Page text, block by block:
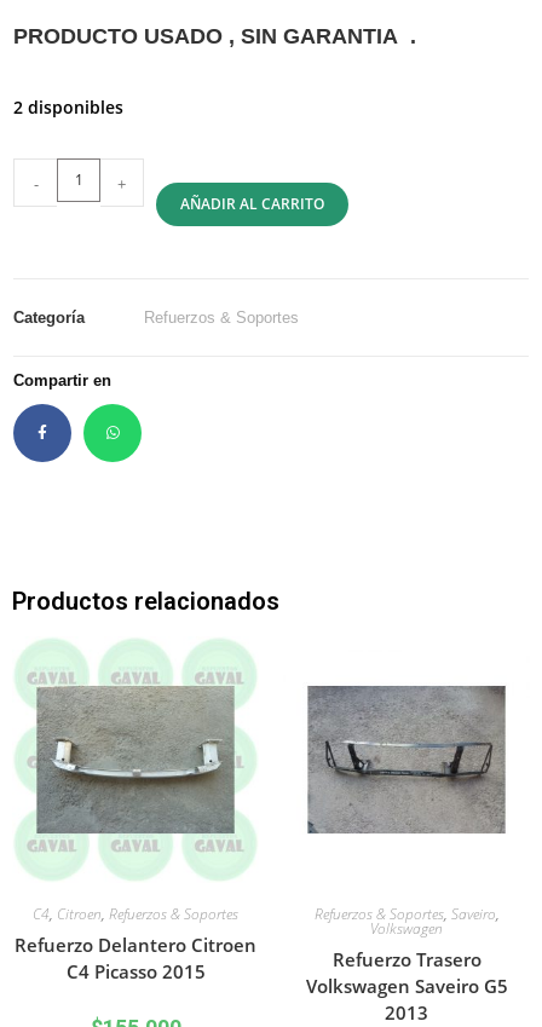
PRODUCTO USADO , SIN GARANTIA .
2 disponibles
- +
AÑADIR AL CARRITO
Categoría Refuerzos & Soportes
Compartir en
Productos relacionados
C4, Citroen, Refuerzos & Soportes
Refuerzo Delantero Citroen
C4 Picasso 2015
Refuerzos & Soportes, Saveiro,
Volkswagen
Refuerzo Trasero
Volkswagen Saveiro G5
2013